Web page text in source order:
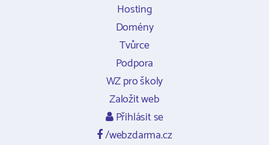
Hosting
Domény
Tvůrce
Podpora
WZ pro školy
Založit web
Přihlásit se
/webzdarma.cz